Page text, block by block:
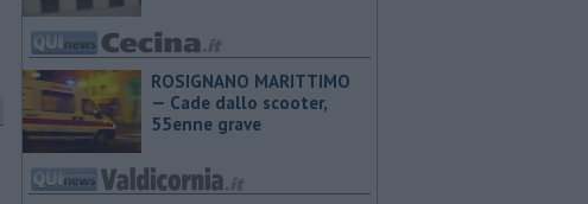
ROSIGNANO MARITTIMO
— Cade dallo scooter,
55enne grave